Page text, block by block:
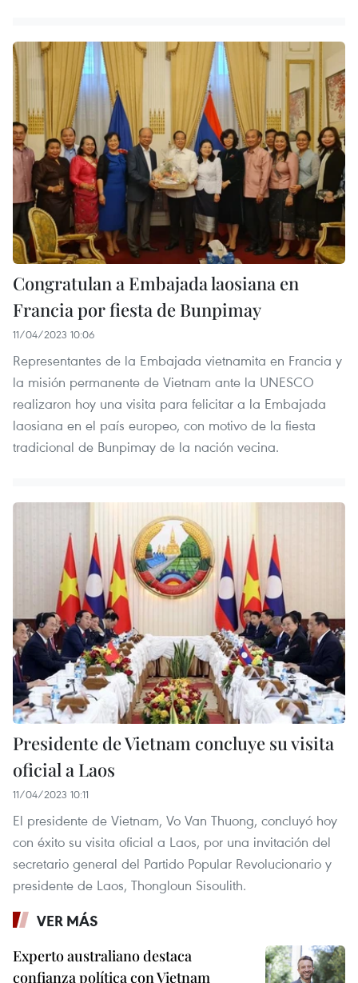
Congratulan a Embajada laosiana en
Francia por fiesta de Bunpimay
11/04/2023 10:06
Representantes de la Embajada vietnamita en Francia y
la misión permanente de Vietnam ante la UNESCO
realizaron hoy una visita para felicitar a la Embajada
laosiana en el país europeo, con motivo de la fiesta
tradicional de Bunpimay de la nación vecina.
Presidente de Vietnam concluye su visita
oficial a Laos
11/04/2023 10:11
El presidente de Vietnam, Vo Van Thuong, concluyó hoy
con éxito su visita oficial a Laos, por una invitación del
secretario general del Partido Popular Revolucionario y
presidente de Laos, Thongloun Sisoulith.
VER MÁS
Experto australiano destaca
confianza política con Vietnam